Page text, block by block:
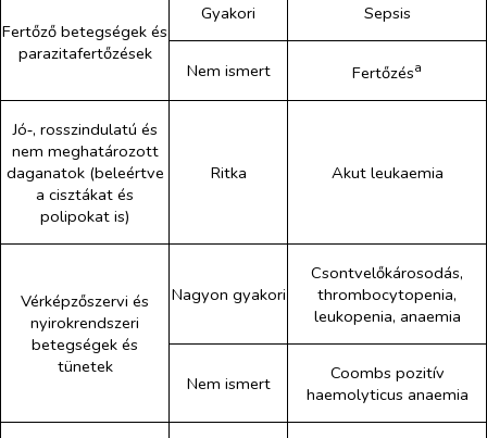
Fertőző betegségek és
parazitafertőzések
Gyakori Sepsis
Nem ismert Fertőzésa
Jó‑, rosszindulatú és
nem meghatározott
daganatok (beleértve
a cisztákat és
polipokat is)
Ritka Akut leukaemia
Vérképzőszervi és
nyirokrendszeri
betegségek és
tünetek
Nagyon gyakori
Csontvelőkárosodás,
thrombocytopenia,
leukopenia, anaemia
Nem ismert
Coombs pozitív
haemolyticus anaemia